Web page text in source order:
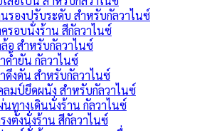
รองปรับระดับ สำหรับกัลวาไนซ์
รอบนั่งร้าน สีกัลวาไนซ์
อ สำหรับกัลวาไนซ์
ค้ำยัน กัลวาไนซ์
ดึงดัน สำหรับกัลวาไนซ์
ลมป์ยึดผนัง สำหรับกัลวาไนซ์
นทางเดินนั่งร้าน กัลวาไนซ์
งตั้งนั่งร้าน สีกัลวาไนซ์